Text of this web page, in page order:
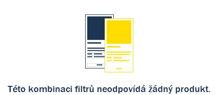
Této kombinaci filtrů neodpovídá žádný produkt.